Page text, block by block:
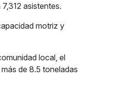
asistentes.
motriz y
local, el
de 8.5 toneladas